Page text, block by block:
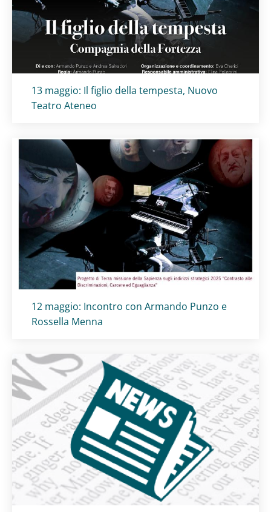
Titolo card :
13 maggio: Il figlio della tempesta, Nuovo
Teatro Ateneo
Titolo card :
12 maggio: Incontro con Armando Punzo e
Rossella Menna